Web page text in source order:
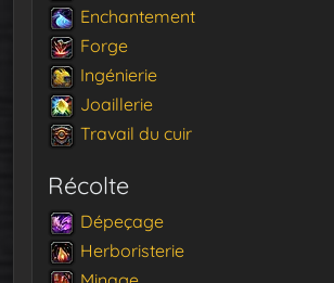
Enchantement
Forge
Ingénierie
Joaillerie
Travail du cuir
Récolte
Dépeçage
Herboristerie